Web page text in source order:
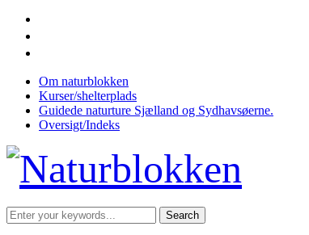
Om naturblokken
Kurser/shelterplads
Guidede naturture Sjælland og Sydhavsøerne.
Oversigt/Indeks
Search
for: